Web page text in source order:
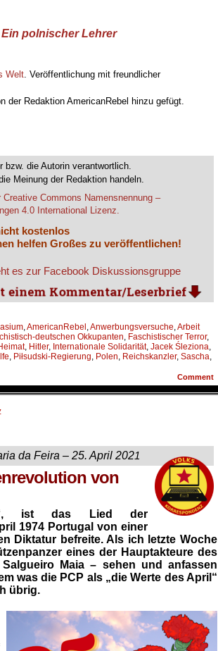
polnischer Lehrer
Welt. Veröffentlichung mit freundlicher
der Redaktion AmericanRebel hinzu gefügt.
bzw. die Autorin verantwortlich.
Meinung der Redaktion handeln.
Commons Namensnennung –
4.0 International Lizenz.
kostenlos
helfen Großes zu veröffentlichen!
,AmericanRebel ,Anwerbungsversuche,Arbeit
deutschen Okkupanten, Faschistischer Terror,
, Hitler, Internationale Solidarität, Jacek Śleziona,
, Piłsudski-Regie­rung, Polen, Reichskanzler, Sascha,
Comment
da Feira – 25. April 2021
von
ist das Lied der
1974 Portugal von einer
Diktatur befreite. Als ich letzte Woche
eines der Hauptakteure des
Maia – sehen und anfassen
was die PCP als „die Werte des April“
übrig.